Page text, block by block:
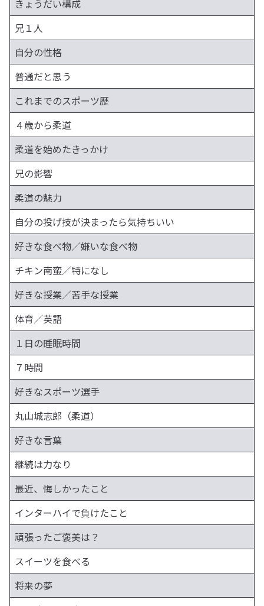
きょうだい構成
兄１人
自分の性格
普通だと思う
これまでのスポーツ歴
４歳から柔道
柔道を始めたきっかけ
兄の影響
柔道の魅力
自分の投げ技が決まったら気持ちいい
好きな食べ物／嫌いな食べ物
チキン南蛮／特になし
好きな授業／苦手な授業
体育／英語
１日の睡眠時間
７時間
好きなスポーツ選手
丸山城志郎（柔道）
好きな言葉
継続は力なり
最近、悔しかったこと
インターハイで負けたこと
頑張ったご褒美は？
スイーツを食べる
将来の夢